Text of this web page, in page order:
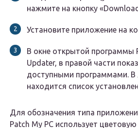
нажмите на кнопку
Установите приложение на
В окне открытой программы
Updater, в правой части
доступными программами. В
находится список
Для обозначения типа
Patch My PC использует